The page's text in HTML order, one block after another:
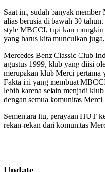
Saat ini, sudah banyak
alias berusia di bawah 30
style MBCCI, tapi kan mungkin
yang harus kita munculkan
Mercedes Benz Classic Club
agustus 1999, klub yang diisi
merupakan klub Merci pertama
Fakta ini yang membuat
lebih karena selain menjadi
dengan semua komunitas
Sementara itu, perayaan HUT
rekan-rekan dari komunitas
09-
Update